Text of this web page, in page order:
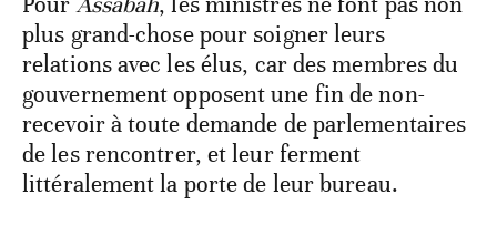
plus grand-chose pour soigner leurs
relations avec les élus, car des membres du
gouvernement opposent une fin de non-
recevoir à toute demande de parlementaires
de les rencontrer, et leur ferment
littéralement la porte de leur bureau.